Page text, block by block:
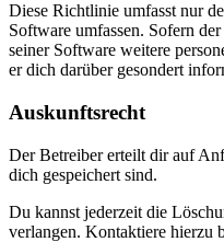
Diese Richtlinie umfasst nur
Software umfassen. Sofern
seiner Software weitere
er dich darüber gesondert
Auskunftsrecht
Der Betreiber erteilt dir auf
dich gespeichert sind.
Du kannst jederzeit die
verlangen. Kontaktiere hierzu